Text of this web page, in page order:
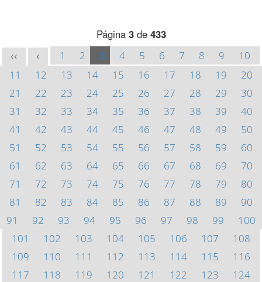
Página 3de 433
<< < 1 2 3 4 5 6 7 8 9
10
11
12 13 14 15 16 17 18 19
20
21
22 23 24 25 26 27 28 29
30
31
32 33 34 35 36 37 38 39
40
41
42 43 44 45 46 47 48 49
50
51
52 53 54 55 56 57 58 59
60
61
62 63 64 65 66 67 68 69
70
71
72 73 74 75 76 77 78 79
80
81
82 83 84 85 86 87 88 89
90
91
92 93 94 95 96 97 98 99
100
101
102 103 104 105 106 107
108
109
110 111 112 113 114 115
116
117
118 119 120 121 122 123
124